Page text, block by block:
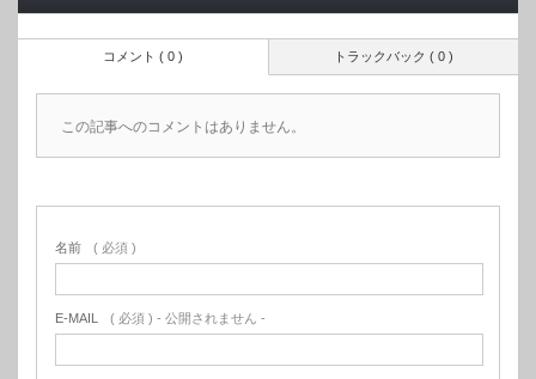
トラックバック ( 0 )
コメント ( 0 )
この記事へのコメントはありません。
名前 ( 必須 )
E-MAIL ( 必須 ) - 公開されません -